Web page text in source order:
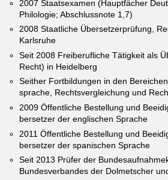
2007 Staatsexamen (Hauptfächer
Philologie; Abschlussnote 1,7)
2008 Staatliche Übersetzer­prüfung,
Karlsruhe
Seit 2008 Freiberufliche Tätigkeit als
Recht) in Heidelberg
Seither Fortbildungen in den
sprache, Rechts­vergleichung und
2009 Öffentliche Bestellung und
bersetzer der englischen Sprache
2011 Öffentliche Bestellung und
bersetzer der spanischen Sprache
Seit 2013 Prüfer der
Bundes­ver­bandes der Dolmetscher